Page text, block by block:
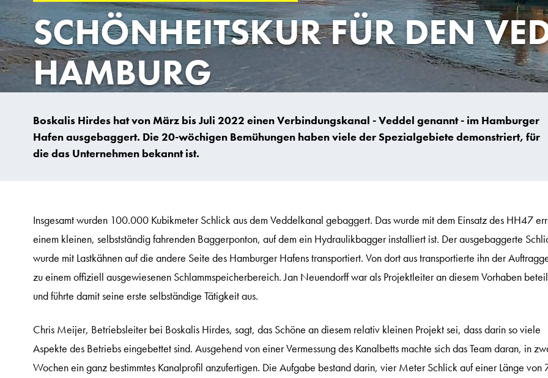
SCHÖNHEITSKUR FÜR DEN
HAMBURG
Boskalis Hirdes hat von März bis Juli 2022 einen Verbindungskanal - Veddel genannt - im Hamburger
Hafen ausgebaggert. Die 20-wöchigen Bemühungen haben viele der Spezialgebiete demonstriert, für
die das Unternehmen bekannt ist.
Insgesamt wurden 100.000 Kubikmeter Schlick aus dem Veddelkanal gebaggert. Das wurde mit dem Einsatz des HH47
einem kleinen, selbstständig fahrenden Baggerponton, auf dem ein Hydraulikbagger installiert ist. Der ausgebaggerte
wurde mit Lastkähnen auf die andere Seite des Hamburger Hafens transportiert. Von dort aus transportierte ihn der
zu einem offiziell ausgewiesenen Schlammspeicherbereich. Jan Neuendorff war als Projektleiter an diesem Vorhaben
und führte damit seine erste selbständige Tätigkeit aus.
Chris Meijer, Betriebsleiter bei Boskalis Hirdes, sagt, das Schöne an diesem relativ kleinen Projekt sei, dass darin so viele
Aspekte des Betriebs eingebettet sind. Ausgehend von einer Vermessung des Kanalbetts machte sich das Team daran, in
Wochen ein ganz bestimmtes Kanalprofil anzufertigen. Die Aufgabe bestand darin, vier Meter Schlick auf einer Länge von